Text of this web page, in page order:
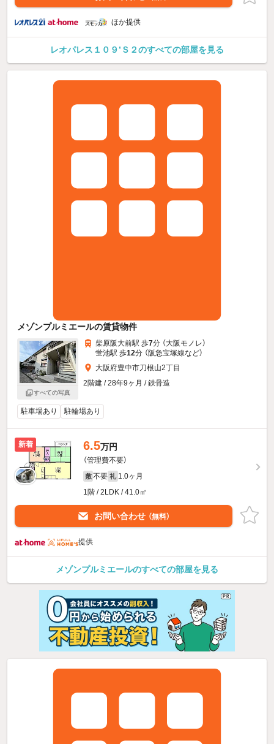
ほか提供
レオパレス１０９’Ｓ２のすべての部屋を見る
メゾンプルミエールの賃貸物件
すべての写真
柴原阪大前駅 歩7分 （大阪モノレ）
蛍池駅 歩12分 （阪急宝塚線など）
大阪府豊中市刀根山2丁目
2階建 / 28年9ヶ月 / 鉄骨造
駐車場あり 駐輪場あり
新着 6.5万円
（管理費不要）
敷 不要 礼 1.0ヶ月
1階 / 2LDK / 41.0㎡
お問い合わせ （無料）
提供
メゾンプルミエールのすべての部屋を見る